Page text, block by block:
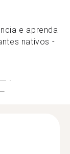
e aprenda
nativos -